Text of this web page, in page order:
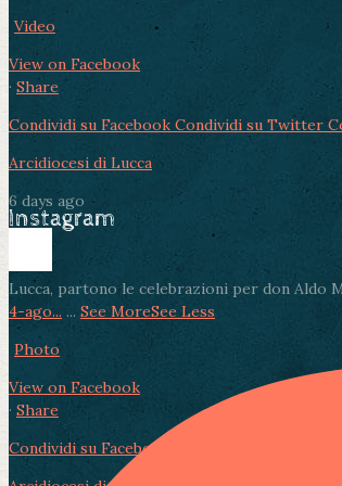
Video
View on Facebook
· Share
Condividi su Facebook Condividi su Twitter
Arcidiocesi di Lucca
6 days ago
Lucca, partono le celebrazioni per don Aldo
4-ago... ... See MoreSee Less
Photo
View on Facebook
· Share
Condividi su Facebook
Instagram